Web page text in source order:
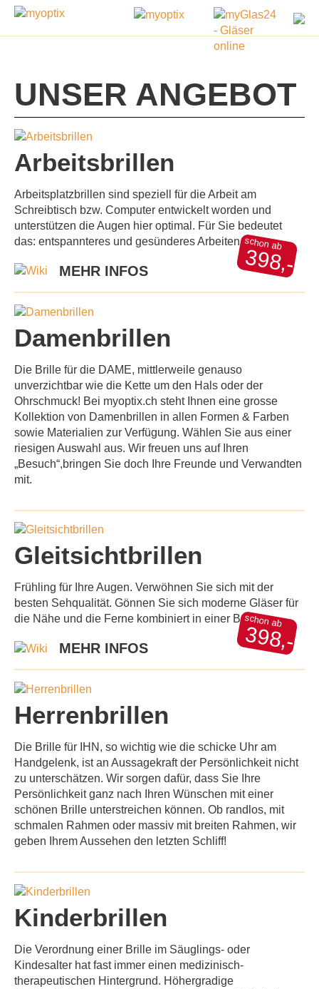
UNSER ANGEBOT
Arbeitsbrillen
Arbeitsplatzbrillen sind speziell für die Arbeit am
Schreibtisch bzw. Computer entwickelt worden und
unterstützen die Augen hier optimal. Für Sie bedeutet
das: entspannteres und gesünderes Arbeiten.
MEHR INFOS
schon ab
398,-
Damenbrillen
Die Brille für die DAME, mittlerweile genauso
unverzichtbar wie die Kette um den Hals oder der
Ohrschmuck! Bei myoptix.ch steht Ihnen eine grosse
Kollektion von Damenbrillen in allen Formen & Farben
sowie Materialien zur Verfügung. Wählen Sie aus einer
riesigen Auswahl aus. Wir freuen uns auf Ihren
„Besuch“,bringen Sie doch Ihre Freunde und Verwandten
mit.
Gleitsichtbrillen
Frühling für Ihre Augen. Verwöhnen Sie sich mit der
besten Sehqualität. Gönnen Sie sich moderne Gläser für
die Nähe und die Ferne kombiniert in einer Brille.
MEHR INFOS
schon ab
398,-
Herrenbrillen
Die Brille für IHN , so wichtig wie die schicke Uhr am
Handgelenk, ist an Aussagekraft der Persönlichkeit nicht
zu unterschätzen. Wir sorgen dafür, dass Sie Ihre
Persönlichkeit ganz nach Ihren Wünschen mit einer
schönen Brille unterstreichen können. Ob randlos, mit
schmalen Rahmen oder massiv mit breiten Rahmen, wir
geben Ihrem Aussehen den letzten Schliff!
Kinderbrillen
Die Verordnung einer Brille im Säuglings- oder
Kindesalter hat fast immer einen medizinisch-
therapeutischen Hintergrund. Höhergradige